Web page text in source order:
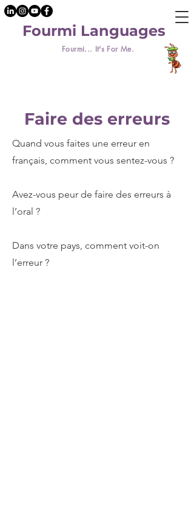
Fourmi... It's For Me.
Fourmi Languages
Faire des erreurs
Quand vous faites une erreur en
français, comment vous sentez-vous ?
Avez-vous peur de faire des erreurs à
l’oral ?
Dans votre pays, comment voit-on
l’erreur ?